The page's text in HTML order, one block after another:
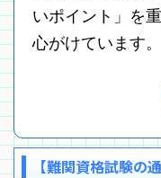
いポイント」を
心がけています。
【難関資格試験の